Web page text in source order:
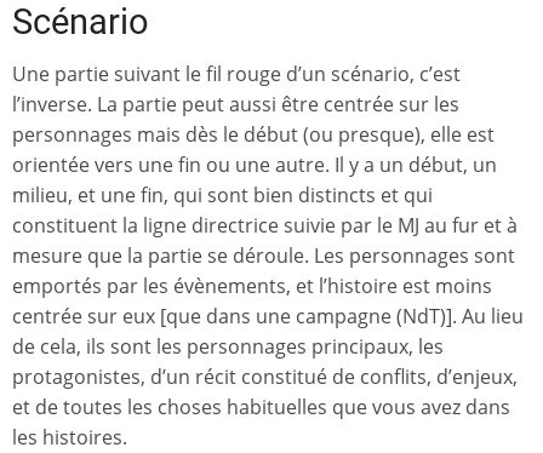
Scénario
Une partie suivant le fil rouge d’un scénario, c’est
l’inverse. La partie peut aussi être centrée sur les
personnages mais dès le début (ou presque), elle est
orientée vers une fin ou une autre. Il y a un début, un
milieu, et une fin, qui sont bien distincts et qui
constituent la ligne directrice suivie par le MJ au fur et à
mesure que la partie se déroule. Les personnages sont
emportés par les évènements, et l’histoire est moins
centrée sur eux [que dans une campagne (NdT)]. Au lieu
de cela, ils sont les personnages principaux, les
protagonistes, d’un récit constitué de conflits, d’enjeux,
et de toutes les choses habituelles que vous avez dans
les histoires.